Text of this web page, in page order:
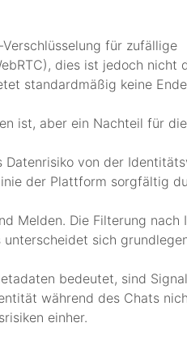
für zufällige
dies ist jedoch nicht
standardmäßig keine
ist, aber ein Nachteil für die
von der
der Plattform sorgfältig
Melden. Die Filterung nach
sich
bedeutet, sind
während des Chats
einher.